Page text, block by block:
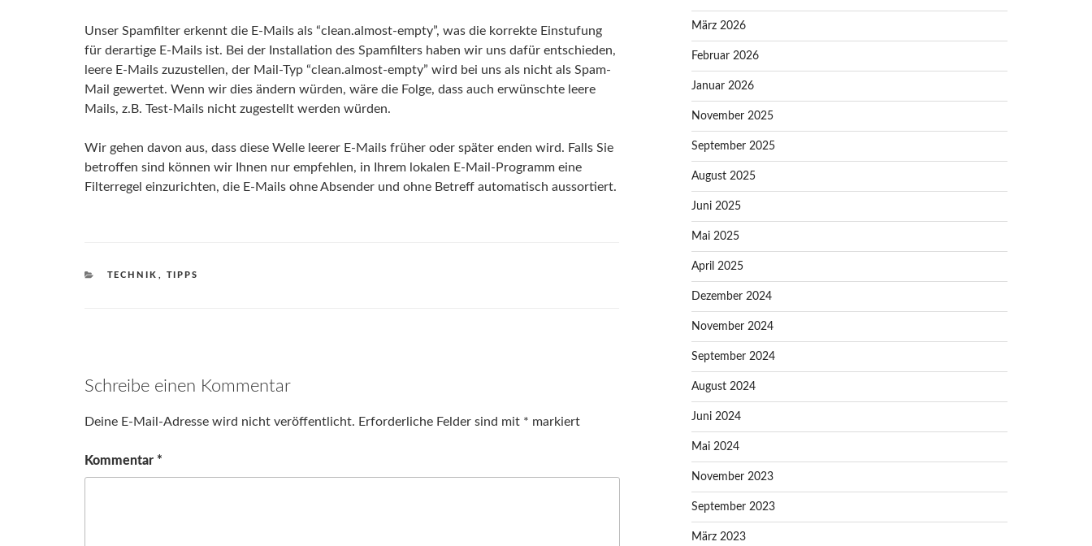
Unser Spamfilter erkennt die E-Mails als “clean.almost-empty”, was die korrekte Einstufung
für derartige E-Mails ist. Bei der Installation des Spamfilters haben wir uns dafür entschieden,
leere E-Mails zuzustellen, der Mail-Typ “clean.almost-empty” wird bei uns als nicht als Spam-
Mail gewertet. Wenn wir dies ändern würden, wäre die Folge, dass auch erwünschte leere
Mails, z.B. Test-Mails nicht zugestellt werden würden.
Wir gehen davon aus, dass diese Welle leerer E-Mails früher oder später enden wird. Falls Sie
betroffen sind können wir Ihnen nur empfehlen, in Ihrem lokalen E-Mail-Programm eine
Filterregel einzurichten, die E-Mails ohne Absender und ohne Betreff automatisch aussortiert.
KATEGORIEN
TECHNIK , TIPPS
Schreibe einen Kommentar
Deine E-Mail-Adresse wird nicht veröffentlicht. Erforderliche Felder sind mit * markiert
Kommentar *
März 2026
Februar 2026
Januar 2026
November 2025
September 2025
August 2025
Juni 2025
Mai 2025
April 2025
Dezember 2024
November 2024
September 2024
August 2024
Juni 2024
Mai 2024
November 2023
September 2023
März 2023